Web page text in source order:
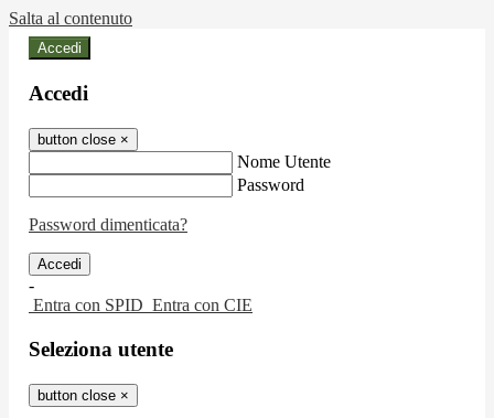
Salta al contenuto
Accedi
Accedi
button close ×
Nome Utente
Password
Password dimenticata?
-
Entra con SPID Entra con CIE
Seleziona utente
button close ×